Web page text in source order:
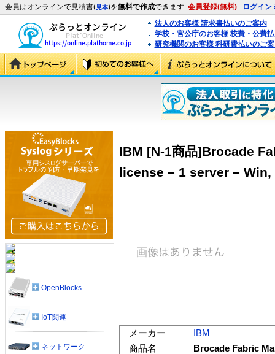
会員はオンラインで見積書(見本)を無料で作成できます 会員登録(無料) ログイン
法人のお客様 請求書払いのご案内
学校・官公庁のお客様 校費・公費
研究機関のお客様 科研費払いのご
IBM [N-1商品]Brocade
license – 1 server –
メーカー
IBM
商品名
Brocade Fabric
OpenBlocks
IoT関連
ネットワーク